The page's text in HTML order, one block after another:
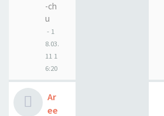
-ch
u
- 1
8.03.
11 1
6:20
Ar
ee